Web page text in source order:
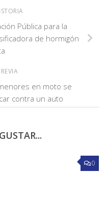
Pública para la
de hormigón
en moto se
contra un auto
0